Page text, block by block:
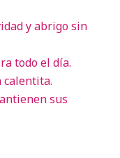
y abrigo sin
todo el día.
calentita.
sus